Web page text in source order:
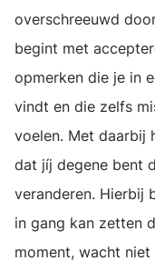
overschreeuwd
begint met
opmerken die je in
vindt en die zelfs
voelen. Met daarbij
dat jíj degene bent
veranderen. Hierbij
in gang kan zetten
moment, wacht